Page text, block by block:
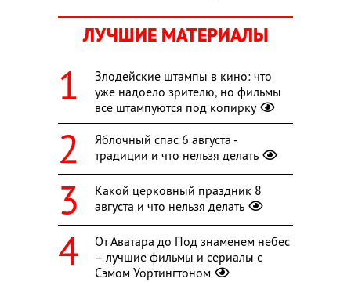
ЛУЧШИЕ МАТЕРИАЛЫ
Злодейские штампы в кино: что
уже надоело зрителю, но фильмы
все штампуются под копирку
Яблочный спас 6 августа -
традиции и что нельзя делать
Какой церковный праздник 8
августа и что нельзя делать
От Аватара до Под знаменем небес
– лучшие фильмы и сериалы с
Сэмом Уортингтоном